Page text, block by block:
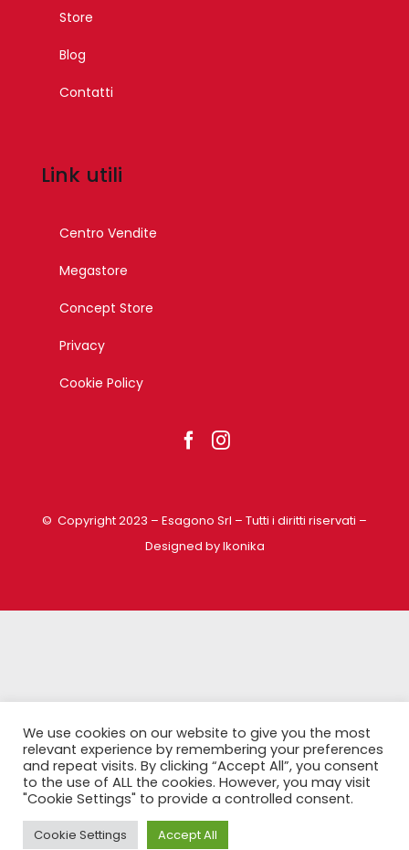
Store
Blog
Contatti
Link utili
Centro Vendite
Megastore
Concept Store
Privacy
Cookie Policy
© Copyright 2023 – Esagono Srl – Tutti i diritti riservati –
Designed by Ikonika
We use cookies on our website to give you the most
relevant experience by remembering your preferences
and repeat visits. By clicking “Accept All”, you consent
to the use of ALL the cookies. However, you may visit
"Cookie Settings" to provide a controlled consent.
Cookie Settings Accept All